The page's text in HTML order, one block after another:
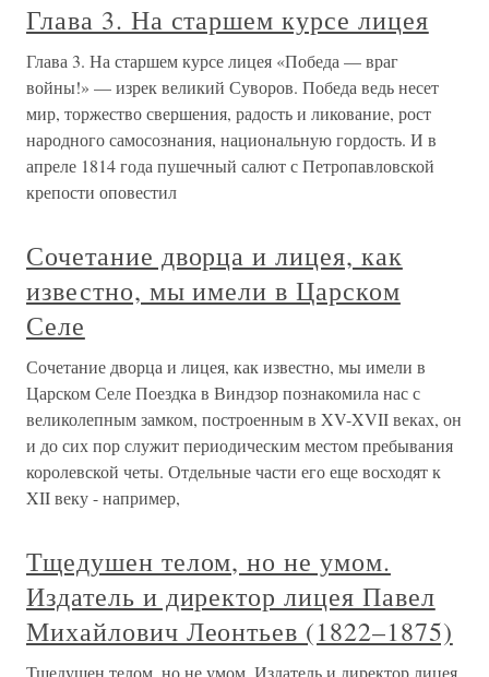
Глава 3. На старшем курсе лицея
Глава 3. На старшем курсе лицея «Победа — враг
войны!» — изрек великий Суворов. Победа ведь несет
мир, торжество свершения, радость и ликование, рост
народного самосознания, национальную гордость. И в
апреле 1814 года пушечный салют с Петропавловской
крепости оповестил
Сочетание дворца и лицея, как
известно, мы имели в Царском
Селе
Сочетание дворца и лицея, как известно, мы имели в
Царском Селе Поездка в Виндзор познакомила нас с
великолепным замком, построенным в XV-XVII веках, он
и до сих пор служит периодическим местом пребывания
королевской четы. Отдельные части его еще восходят к
XII веку - например,
Тщедушен телом, но не умом.
Издатель и директор лицея Павел
Михайлович Леонтьев (1822–1875)
Тщедушен телом, но не умом. Издатель и директор лицея